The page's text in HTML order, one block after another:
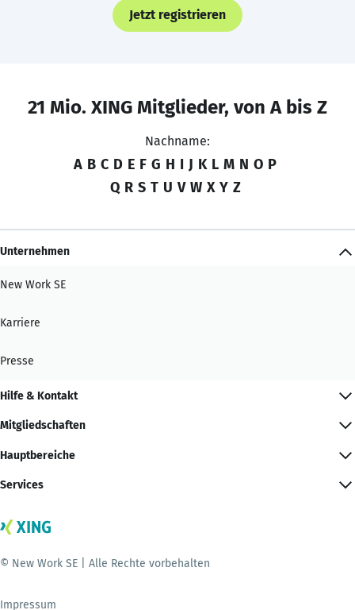
Jetzt registrieren
21 Mio. XING Mitglieder, von A bis Z
Nachname:
A B C D E F G H I J K L M N O P
Q R S T U V W X Y Z
Unternehmen
New Work SE
Karriere
Presse
Hilfe & Kontakt
Mitgliedschaften
Hauptbereiche
Services
© New Work SE | Alle Rechte vorbehalten
Impressum